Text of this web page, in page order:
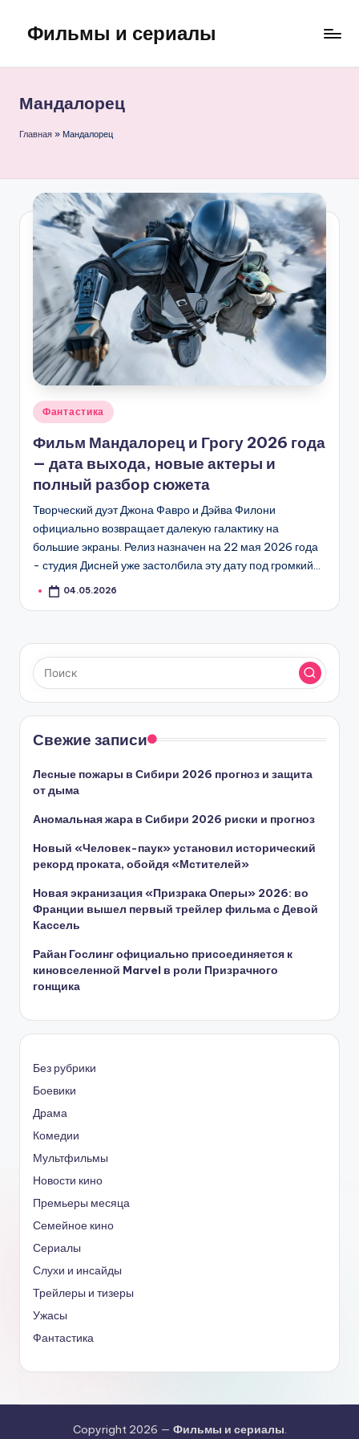
Перейти
содержимому
Фильмы и сериалы
Мандалорец
Главная » Мандалорец
Опубликовано
Фантастика
Фильм Мандалорец и Грогу 2026 года
— дата выхода, новые актеры и
полный разбор сюжета
Творческий дуэт Джона Фавро и Дэйва Филони
официально возвращает далекую галактику на
большие экраны. Релиз назначен на 22 мая 2026 года
- студия Дисней уже застолбила эту дату под громкий…
04.05.2026
Свежие записи
Лесные пожары в Сибири 2026 прогноз и защита
от дыма
Аномальная жара в Сибири 2026 риски и прогноз
Новый «Человек-паук» установил исторический
рекорд проката, обойдя «Мстителей»
Новая экранизация «Призрака Оперы» 2026: во
Франции вышел первый трейлер фильма с Девой
Кассель
Райан Гослинг официально присоединяется к
киновселенной Marvel в роли Призрачного
гонщика
Без рубрики
Боевики
Драма
Комедии
Мультфильмы
Новости кино
Премьеры месяца
Семейное кино
Сериалы
Слухи и инсайды
Трейлеры и тизеры
Ужасы
Фантастика
Copyright 2026 — Фильмы и сериалы.